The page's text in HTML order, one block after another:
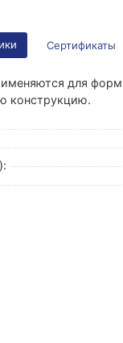
Сертификаты
для
конструкцию.